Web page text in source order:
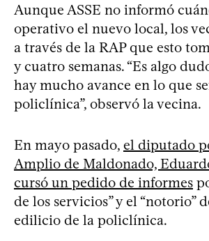
Aunque ASSE no informó
operativo el nuevo local, los
a través de la RAP que esto
y cuatro semanas. “Es algo
hay mucho avance en lo que
policlínica”, observó la vecina.
En mayo pasado, el diputado
Amplio de Maldonado,
cursó un pedido de informes
de los servicios” y el “notorio”
edilicio de la policlínica.